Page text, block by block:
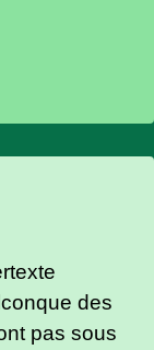
des
pas sous